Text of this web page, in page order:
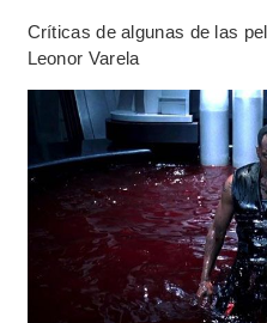
Críticas de algunas de las
Leonor Varela